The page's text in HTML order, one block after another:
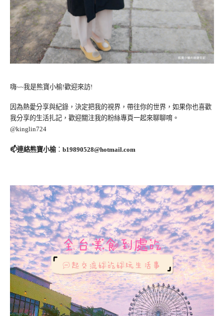
嗨~~我是熊寶小榆!歡迎來訪!
因為熱愛分享與紀錄，決定把我的視界，帶往你的世界，如果你也喜歡
我分享的生活扎記，歡迎關注我的粉絲專頁一起來聊聊唷。
@kinglin724
📫連絡熊寶小榆： b19890528@hotmail.com